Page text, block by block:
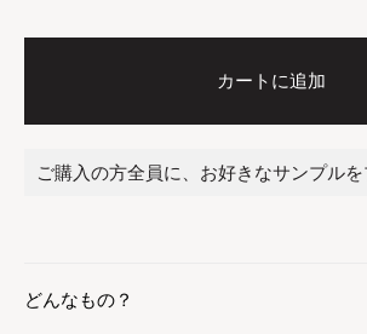
カートに追加
ご購入の方全員に、お好きなサンプルを
どんなもの？